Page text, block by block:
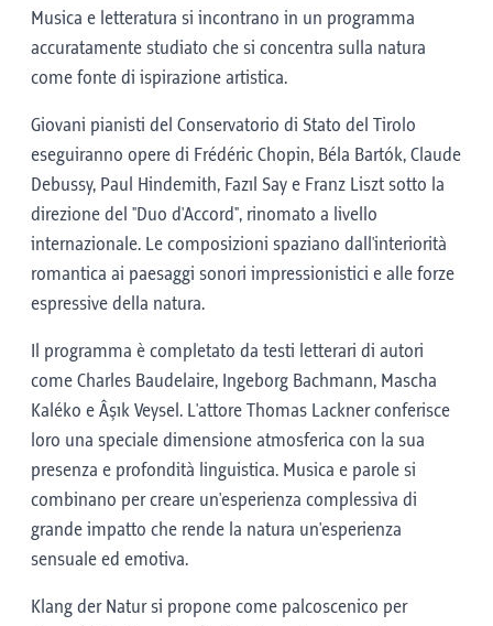
Musica e letteratura si incontrano in un programma
accuratamente studiato che si concentra sulla natura
come fonte di ispirazione artistica.
Giovani pianisti del Conservatorio di Stato del Tirolo
eseguiranno opere di Frédéric Chopin, Béla Bartók, Claude
Debussy, Paul Hindemith, Fazıl Say e Franz Liszt sotto la
direzione del "Duo d'Accord", rinomato a livello
internazionale. Le composizioni spaziano dall'interiorità
romantica ai paesaggi sonori impressionistici e alle forze
espressive della natura.
Il programma è completato da testi letterari di autori
come Charles Baudelaire, Ingeborg Bachmann, Mascha
Kaléko e Âşık Veysel. L'attore Thomas Lackner conferisce
loro una speciale dimensione atmosferica con la sua
presenza e profondità linguistica. Musica e parole si
combinano per creare un'esperienza complessiva di
grande impatto che rende la natura un'esperienza
sensuale ed emotiva.
Klang der Natur si propone come palcoscenico per